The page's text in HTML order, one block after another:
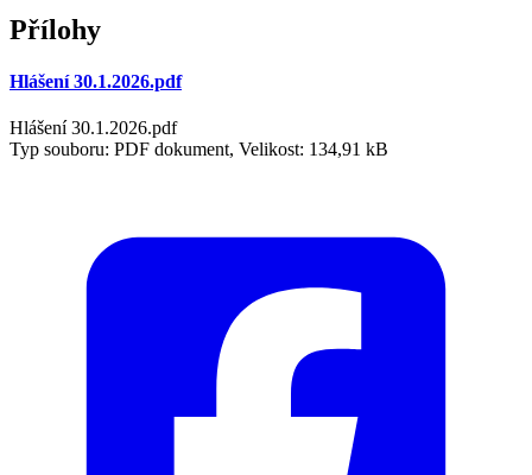
Přílohy
Hlášení 30.1.2026.pdf
Hlášení 30.1.2026.pdf
Typ souboru: PDF dokument, Velikost: 134,91 kB